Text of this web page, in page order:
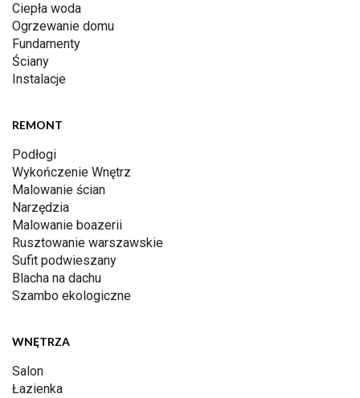
Ciepła woda
Ogrzewanie domu
Fundamenty
Ściany
Instalacje
REMONT
Podłogi
Wykończenie Wnętrz
Malowanie ścian
Narzędzia
Malowanie boazerii
Rusztowanie warszawskie
Sufit podwieszany
Blacha na dachu
Szambo ekologiczne
WNĘTRZA
Salon
Łazienka